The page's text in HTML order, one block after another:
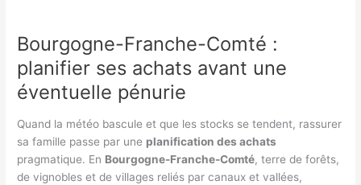
Bourgogne-Franche-Comté :
planifier ses achats avant une
éventuelle pénurie
Quand la météo bascule et que les stocks se tendent, rassurer
sa famille passe par une planification des achats
pragmatique. En Bourgogne-Franche-Comté, terre de forêts,
de vignobles et de villages reliés par canaux et vallées,